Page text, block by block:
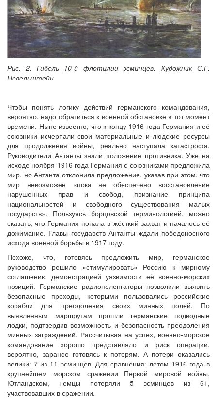
Рис. 2. Гибель 10-й флотилии эсминцев. Художник С.Г.
Невельштейн
Чтобы понять логику действий германского командования,
вероятно, надо обратиться к военной обстановке в тот момент
времени. Ныне известно, что к концу 1916 года Германия и её
союзники исчерпали свои материальные и людские ресурсы
для продолжения войны, реально наступала катастрофа.
Руководители Антанты знали положение противника. Уже на
исходе ноября 1916 года Германия с союзниками предложила
мир, но Антанта отклонила предложение, указав при этом, что
мир невозможен «пока не обеспечено восстановление
нарушенных прав и свобод, признание принципа
национальностей и свободного существования малых
государств». Пользуясь борцовской терминологией, можно
сказать, что Германия попала в жёсткий захват и началось её
дожимание. Главы государств Антанты ждали победоносного
исхода военной борьбы в 1917 году.
Похоже, что, готовясь предложить мир, германское
руководство решило «стимулировать» Россию к мирному
соглашению демонстрацией уязвимости её военно-морских
позиций. Германские радиопеленгаторы позволили выявить
безопасные проходы, которыми пользовались российские
корабли для преодоления своих минных полей. По
выявленным маршрутам прошли германские подводные
лодки, подтвердив возможность и безопасность преодоления
минных заграждений. Рассчитывая на успех, военно-морское
командование хорошо представляло и риск операции,
вероятно, заранее готовясь к потерям. А потери оказались
велики: 7 из 11 эсминцев. Для сравнения: летом 1916 года в
крупнейшем морском сражении Первой мировой войны,
Ютландском, немцы потеряли 5 эсминцев из 61,
участвовавших в сражении.